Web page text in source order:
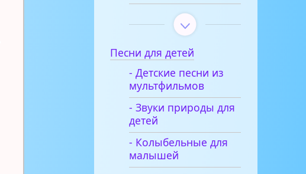
Песни для детей
- Детские песни из
мультфильмов
- Звуки природы для
детей
- Колыбельные для
малышей